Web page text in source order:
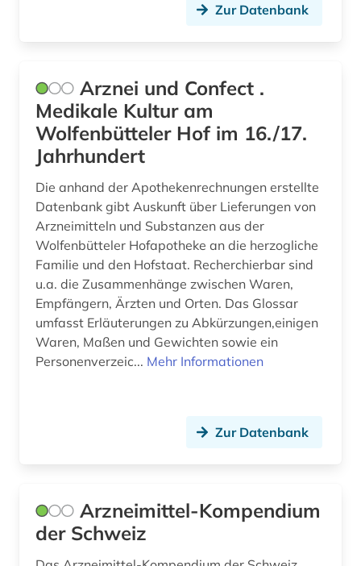
Zur Datenbank
Arznei und Confect .
Medikale Kultur am
Wolfenbütteler Hof im 16./17.
Jahrhundert
Die anhand der Apothekenrechnungen erstellte
Datenbank gibt Auskunft über Lieferungen von
Arzneimitteln und Substanzen aus der
Wolfenbütteler Hofapotheke an die herzogliche
Familie und den Hofstaat. Recherchierbar sind
u.a. die Zusammenhänge zwischen Waren,
Empfängern, Ärzten und Orten. Das Glossar
umfasst Erläuterungen zu Abkürzungen,einigen
Waren, Maßen und Gewichten sowie ein
Personenverzeic... Mehr Informationen
Zur Datenbank
Arzneimittel-Kompendium
der Schweiz